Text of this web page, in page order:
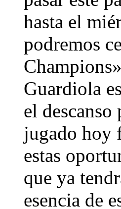
hasta el
podremos
Guardiola
el
jugado hoy
estas
que ya
esencia de